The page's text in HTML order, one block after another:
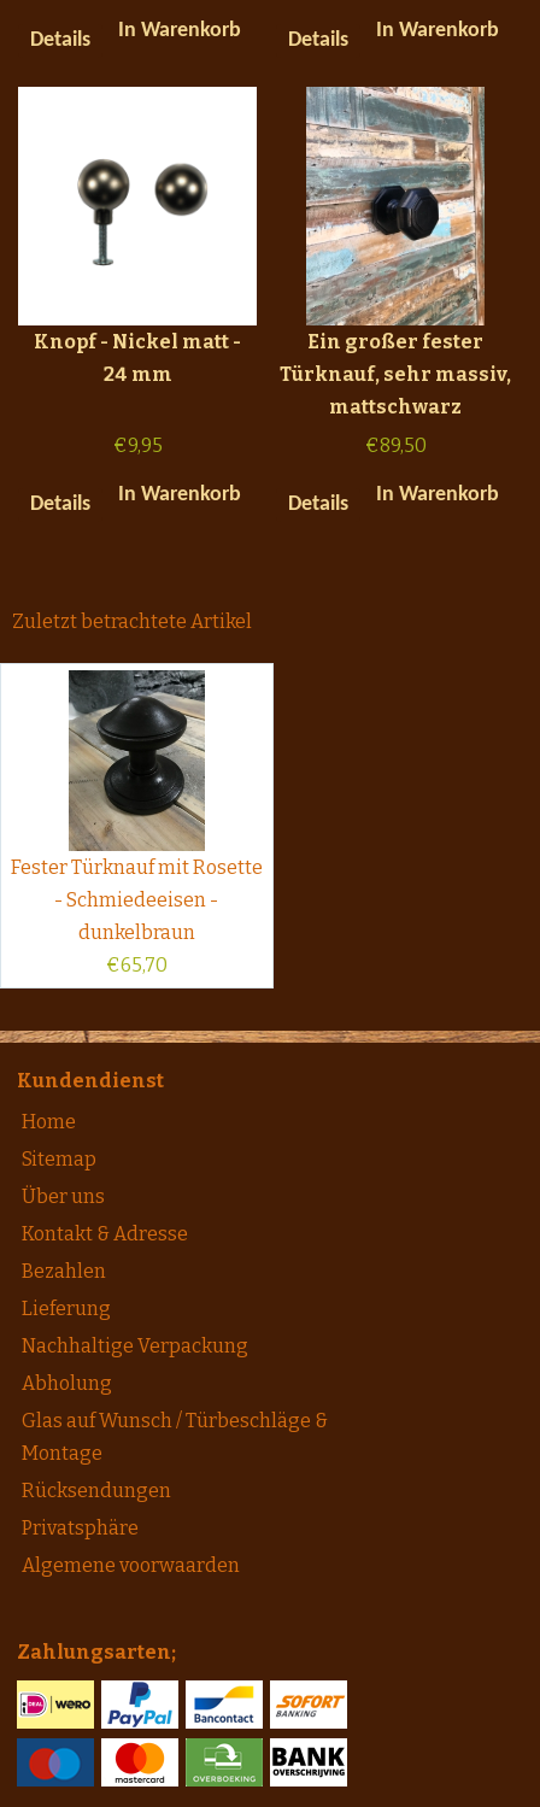
Details In Warenkorb Details In Warenkorb
Knopf - Nickel matt -
24 mm
€9,95
Details In Warenkorb
Ein großer fester
Türknauf, sehr massiv,
mattschwarz
€89,50
Details In Warenkorb
Zuletzt betrachtete Artikel
Fester Türknauf mit Rosette
- Schmiedeeisen -
dunkelbraun
€65,70
Kundendienst
Home
Sitemap
Über uns
Kontakt & Adresse
Bezahlen
Lieferung
Nachhaltige Verpackung
Abholung
Glas auf Wunsch / Türbeschläge &
Montage
Rücksendungen
Privatsphäre
Algemene voorwaarden
Zahlungsarten;